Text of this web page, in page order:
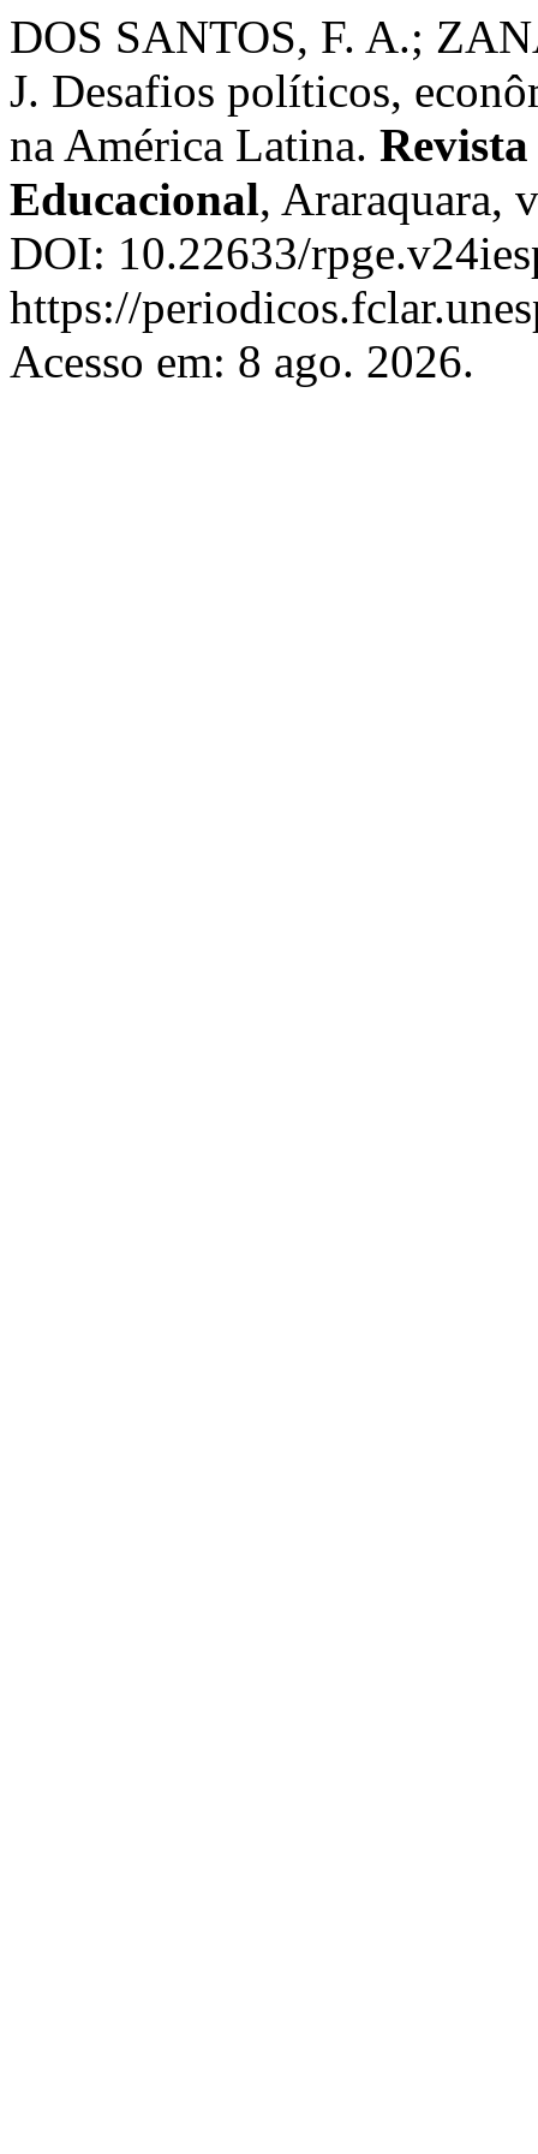
DOS SANTOS, F. A.;
J. Desafios políticos,
na América Latina.
Educacional, Araraquara,
DOI: 10.22633/
https://
Acesso em: 8 ago. 2026.